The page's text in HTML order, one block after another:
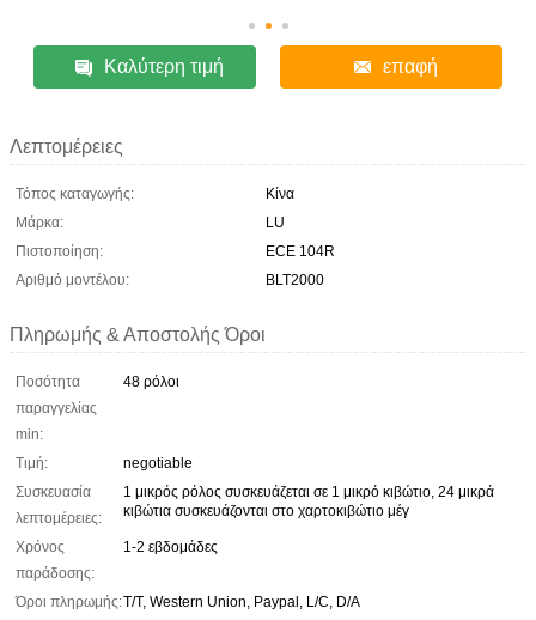
Καλύτερη τιμή επαφή
Λεπτομέρειες
Τόπος καταγωγής:
Κίνα
Μάρκα:
LU
Πιστοποίηση:
ECE 104R
Αριθμό μοντέλου:
BLT2000
Πληρωμής & Αποστολής Όροι
Ποσότητα
παραγγελίας
min:
48 ρόλοι
Τιμή:
negotiable
Συσκευασία
λεπτομέρειες:
1 μικρός ρόλος συσκευάζεται σε 1 μικρό κιβώτιο, 24 μικρά
κιβώτια συσκευάζονται στο χαρτοκιβώτιο μέγ
Χρόνος
παράδοσης:
1-2 εβδομάδες
Όροι πληρωμής:T/T, Western Union, Paypal, L/C, D/A